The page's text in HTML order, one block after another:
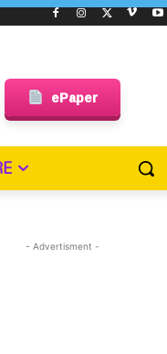
ePaper
- Advertisment -